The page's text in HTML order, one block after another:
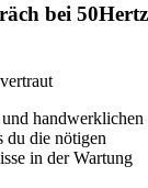
bei 50Hertz
handwerklichen
du die nötigen
in der Wartung